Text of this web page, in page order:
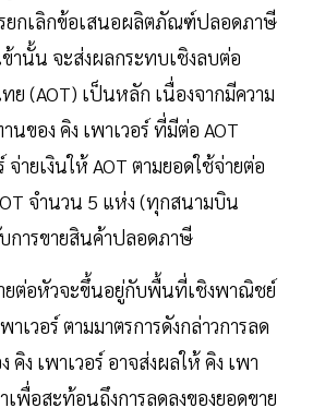
ยกเลิกข้อเสนอผลิตภัณฑ์ปลอดภาษี
านั้น จะส่งผลกระทบเชิงลบต่อ
ย (AOT) เป็นหลัก เนื่องจากมีความ
นของ คิง เพาเวอร์ ที่มีต่อ AOT
ายเงินให้ AOT ตามยอดใช้จ่ายต่อ
จำนวน 5 แห่ง (ทุกสนามบิน
การขายสินค้าปลอดภาษี
ยต่อหัวจะขึ้นอยู่กับพื้นที่เชิงพาณิชย์
เวอร์ ตามมาตรการดังกล่าวการลด
ง เพาเวอร์ อาจส่งผลให้ คิง เพา
พื่อสะท้อนถึงการลดลงของยอดขาย